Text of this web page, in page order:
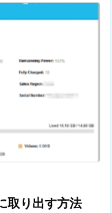
取り出す方法